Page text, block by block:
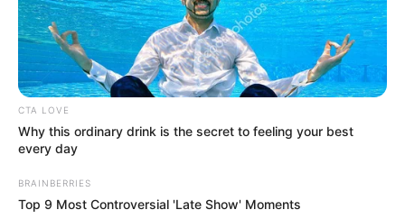
απειλούσε ότι θα ανέβαζε βίντεο στο
διαδίκτυο
Διαρρήξεις τον Αύγουστο: Καρέ-καρέ η
Δράση των Συμμοριών
CTA LOVE
Why this ordinary drink is the secret to feeling your best
every day
BRAINBERRIES
Top 9 Most Controversial 'Late Show' Moments